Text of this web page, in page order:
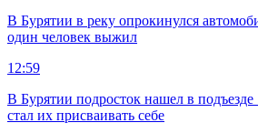
В Бурятии в реку опрокинулся
один человек выжил
12:59
В Бурятии подросток нашел в
стал их присваивать себе